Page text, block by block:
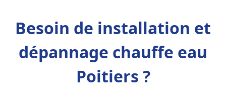
Besoin de installation et
dépannage chauffe eau
Poitiers ?